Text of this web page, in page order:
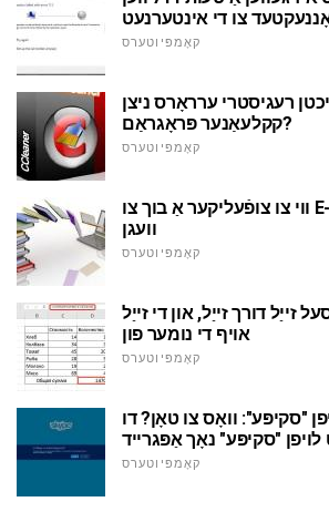
צו די אינטערנעט
קאָמפּיוטערס
רעגיסטרי ערראָרס ניצן
קקלעאַנער פּראָגראַם?
קאָמפּיוטערס
ווי צו צופֿעליקער אַ בוך צו E- בוך? דרייַ גרינג
וועגן
קאָמפּיוטערס
זייַל דורך זייַל, און די זייַל
אויף די נומער פון
קאָמפּיוטערס
"סקיפּע": וואָס צו טאָן? דו
"סקיפּע" נאָך אַפּגרייד
קאָמפּיוטערס